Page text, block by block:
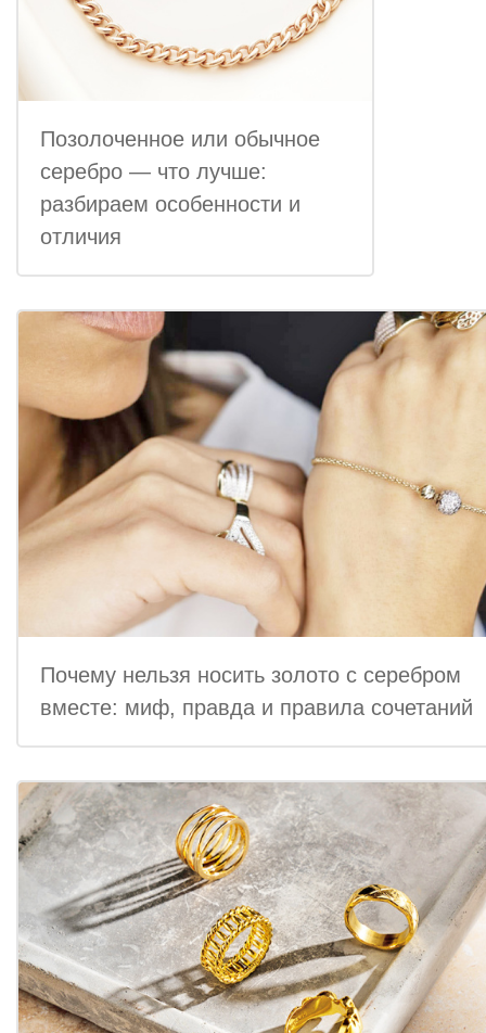
Позолоченное или обычное
серебро — что лучше:
разбираем особенности и
отличия
Почему нельзя носить золото с серебром
вместе: миф, правда и правила сочетаний